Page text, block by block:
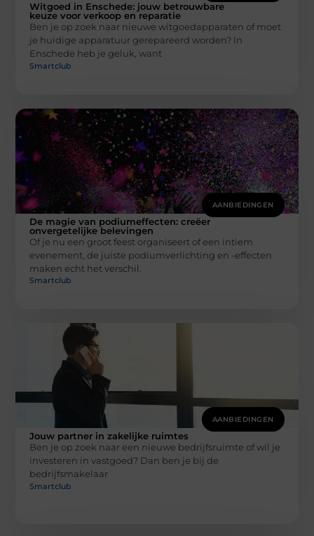
Witgoed in Enschede: jouw betrouwbare
keuze voor verkoop en reparatie
Ben je op zoek naar nieuwe witgoedapparaten of moet
je huidige apparatuur gerepareerd worden? In
Enschede heb je geluk, want
Smartclub
AANBIEDINGEN
De magie van podiumeffecten: creëer
onvergetelijke belevingen
Of je nu een groot feest organiseert of een intiem
evenement, de juiste podiumverlichting en -effecten
maken echt het verschil.
Smartclub
AANBIEDINGEN
Jouw partner in zakelijke ruimtes
Ben je op zoek naar een nieuwe bedrijfsruimte of wil je
investeren in vastgoed? Dan ben je bij de
bedrijfsmakelaar
Smartclub